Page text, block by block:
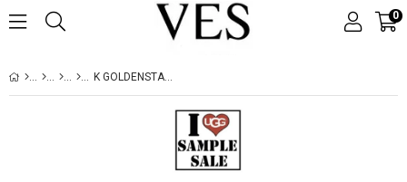
0
K GOLDENSTAR SLINGBACK BLACK (SIYAH) 1136541K